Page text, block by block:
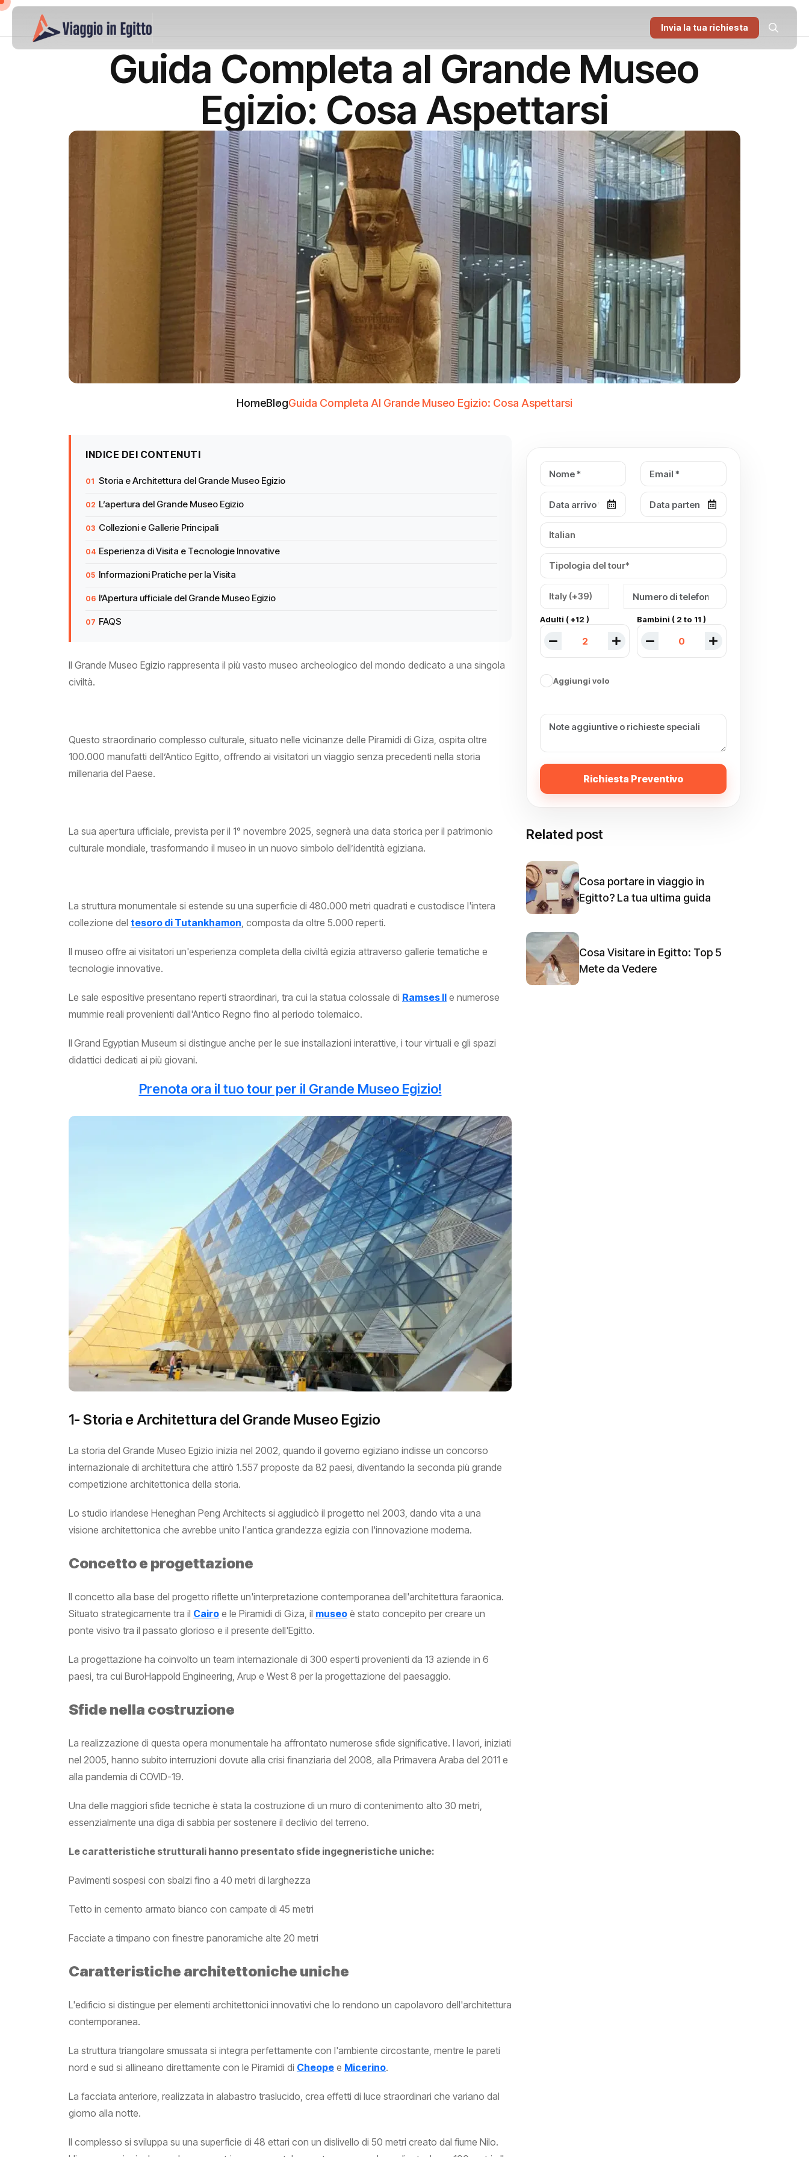
Invia la tua richiesta
Guida Completa al Grande Museo
Egizio: Cosa Aspettarsi
HomeBlogGuida Completa Al Grande Museo Egizio: Cosa Aspettarsi
INDICE DEI CONTENUTI
Storia e Architettura del Grande Museo Egizio
L’apertura del Grande Museo Egizio
Collezioni e Gallerie Principali
Esperienza di Visita e Tecnologie Innovative
Informazioni Pratiche per la Visita
l’Apertura ufficiale del Grande Museo Egizio
FAQS
Il Grande Museo Egizio rappresenta il più vasto museo archeologico del mondo dedicato a una singola
civiltà.
Questo straordinario complesso culturale, situato nelle vicinanze delle Piramidi di Giza, ospita oltre
100.000 manufatti dell’Antico Egitto, offrendo ai visitatori un viaggio senza precedenti nella storia
millenaria del Paese.
La sua apertura ufficiale, prevista per il 1° novembre 2025, segnerà una data storica per il patrimonio
culturale mondiale, trasformando il museo in un nuovo simbolo dell’identità egiziana.
La struttura monumentale si estende su una superficie di 480.000 metri quadrati e custodisce l'intera
collezione del tesoro di Tutankhamon, composta da oltre 5.000 reperti.
Il museo offre ai visitatori un'esperienza completa della civiltà egizia attraverso gallerie tematiche e
tecnologie innovative.
Le sale espositive presentano reperti straordinari, tra cui la statua colossale di Ramses II e numerose
mummie reali provenienti dall'Antico Regno fino al periodo tolemaico.
Il Grand Egyptian Museum si distingue anche per le sue installazioni interattive, i tour virtuali e gli spazi
didattici dedicati ai più giovani.
Prenota ora il tuo tour per il Grande Museo Egizio!
1- Storia e Architettura del Grande Museo Egizio
La storia del Grande Museo Egizio inizia nel 2002, quando il governo egiziano indisse un concorso
internazionale di architettura che attirò 1.557 proposte da 82 paesi, diventando la seconda più grande
competizione architettonica della storia.
Lo studio irlandese Heneghan Peng Architects si aggiudicò il progetto nel 2003, dando vita a una
visione architettonica che avrebbe unito l'antica grandezza egizia con l'innovazione moderna.
Concetto e progettazione
Il concetto alla base del progetto riflette un'interpretazione contemporanea dell'architettura faraonica.
Situato strategicamente tra il Cairo e le Piramidi di Giza, il museo è stato concepito per creare un
ponte visivo tra il passato glorioso e il presente dell'Egitto.
La progettazione ha coinvolto un team internazionale di 300 esperti provenienti da 13 aziende in 6
paesi, tra cui BuroHappold Engineering, Arup e West 8 per la progettazione del paesaggio.
Sfide nella costruzione
La realizzazione di questa opera monumentale ha affrontato numerose sfide significative. I lavori, iniziati
nel 2005, hanno subito interruzioni dovute alla crisi finanziaria del 2008, alla Primavera Araba del 2011 e
alla pandemia di COVID-19.
Una delle maggiori sfide tecniche è stata la costruzione di un muro di contenimento alto 30 metri,
essenzialmente una diga di sabbia per sostenere il declivio del terreno.
Le caratteristiche strutturali hanno presentato sfide ingegneristiche uniche:
Pavimenti sospesi con sbalzi fino a 40 metri di larghezza
Tetto in cemento armato bianco con campate di 45 metri
Facciate a timpano con finestre panoramiche alte 20 metri
Caratteristiche architettoniche uniche
L'edificio si distingue per elementi architettonici innovativi che lo rendono un capolavoro dell'architettura
contemporanea.
La struttura triangolare smussata si integra perfettamente con l'ambiente circostante, mentre le pareti
nord e sud si allineano direttamente con le Piramidi di Cheope e Micerino.
La facciata anteriore, realizzata in alabastro traslucido, crea effetti di luce straordinari che variano dal
giorno alla notte.
Il complesso si sviluppa su una superficie di 48 ettari con un dislivello di 50 metri creato dal fiume Nilo.
Adulti ( +12 ) Bambini ( 2 to 11 )
Aggiungi volo
Richiesta Preventivo
Related post
Cosa portare in viaggio in
Egitto? La tua ultima guida
Cosa Visitare in Egitto: Top 5
Mete da Vedere